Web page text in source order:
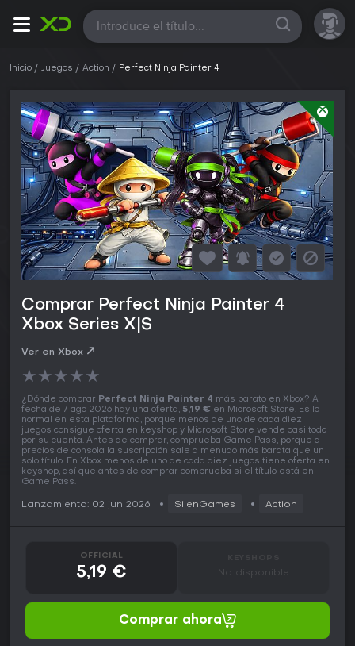
Todas
Inicio Juegos Action Perfect Ninja Painter 4
Comprar Perfect Ninja Painter 4
Xbox Series X|S
Ver en Xbox
★★★★★
¿Dónde comprar Perfect Ninja Painter 4 más barato en Xbox? A
fecha de 7 ago 2026 hay una oferta, 5,19 € en Microsoft Store. Es lo
normal en esta plataforma, porque menos de uno de cada diez
juegos consigue oferta en keyshop y Microsoft Store vende casi todo
por su cuenta. Antes de comprar, comprueba Game Pass, porque a
precios de consola la suscripción sale a menudo más barata que un
solo título. En Xbox menos de uno de cada diez juegos tiene oferta en
keyshop, así que antes de comprar comprueba si el título está en
Game Pass.
Lanzamiento: 02 jun 2026 SilenGames Action
OFFICIAL
5,19 € No disponible
Comprar ahora